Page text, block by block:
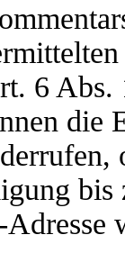
6
die
bis